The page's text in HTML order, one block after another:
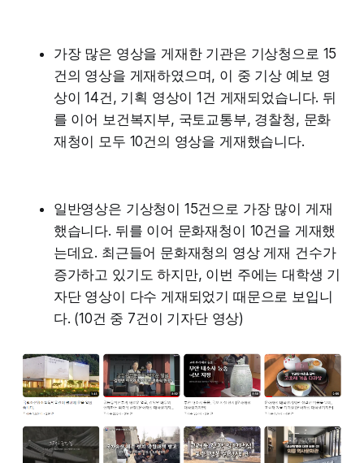
가장 많은 영상을 게재한 기관은 기상청으로 15
건의 영상을 게재하였으며, 이 중 기상 예보 영
상이 14건, 기획 영상이 1건 게재되었습니다. 뒤
를 이어 보건복지부, 국토교통부, 경찰청, 문화
재청이 모두 10건의 영상을 게재했습니다.
일반영상은 기상청이 15건으로 가장 많이 게재
했습니다. 뒤를 이어 문화재청이 10건을 게재했
는데요. 최근들어 문화재청의 영상 게재 건수가
증가하고 있기도 하지만, 이번 주에는 대학생 기
자단 영상이 다수 게재되었기 때문으로 보입니
다. (10건 중 7건이 기자단 영상)